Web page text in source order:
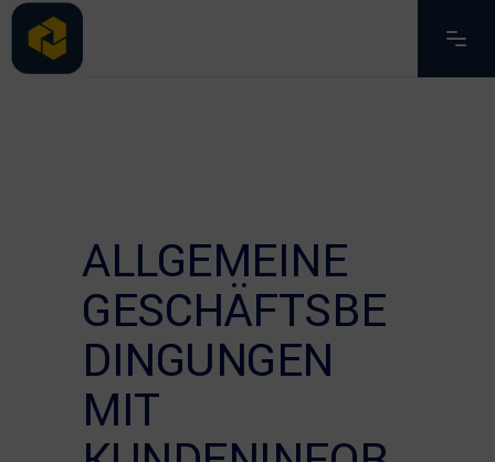
ALLGEMEINE
GESCHÄFTSBE
DINGUNGEN
MIT